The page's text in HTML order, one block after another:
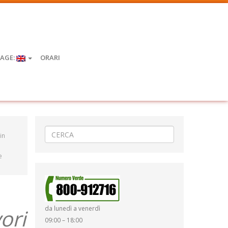
ORARI
da lunedì a venerdì
09:00 – 18:00